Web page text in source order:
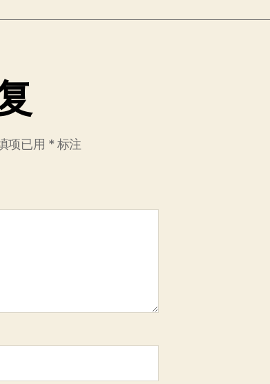
项已用 * 标注